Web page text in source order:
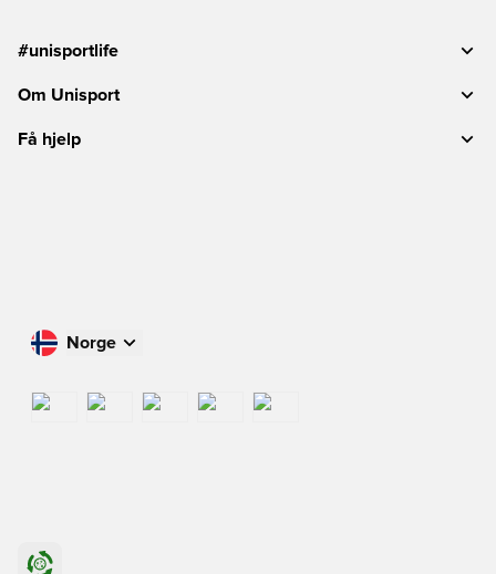
#unisportlife
Om Unisport
Få hjelp
Norge
International